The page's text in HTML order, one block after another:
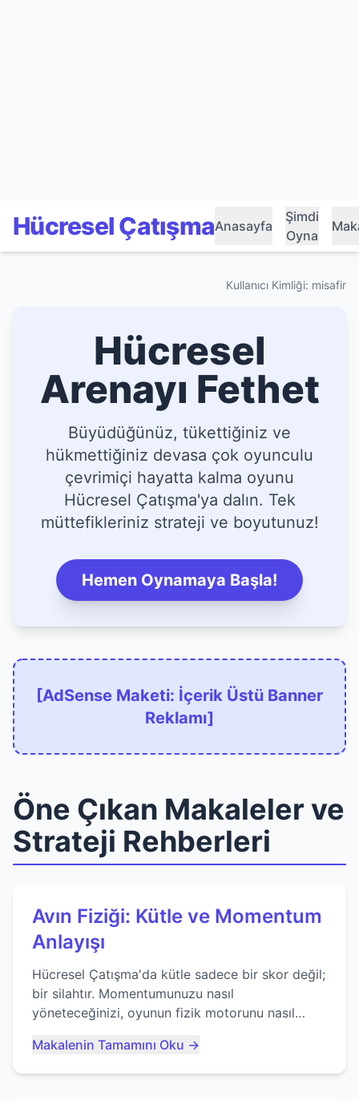
Hücresel ÇatışmaAnasayfa
Şimdi
Oyna
Kullanıcı Kimliği: misafir
Hücresel
Arenayı Fethet
Büyüdüğünüz, tükettiğiniz ve
hükmettiğiniz devasa çok oyunculu
çevrimiçi hayatta kalma oyunu
Hücresel Çatışma'ya dalın. Tek
müttefikleriniz strateji ve boyutunuz!
Hemen Oynamaya Başla!
[AdSense Maketi: İçerik Üstü Banner
Reklamı]
Öne Çıkan Makaleler ve
Strateji Rehberleri
Avın Fiziği: Kütle ve Momentum
Anlayışı
Hücresel Çatışma'da kütle sadece bir skor değil;
bir silahtır. Momentumunuzu nasıl
yöneteceğinizi, oyunun fizik motorunu nasıl
ustalaşacağınızı öğrenin...
Makalenin Tamamını Oku →